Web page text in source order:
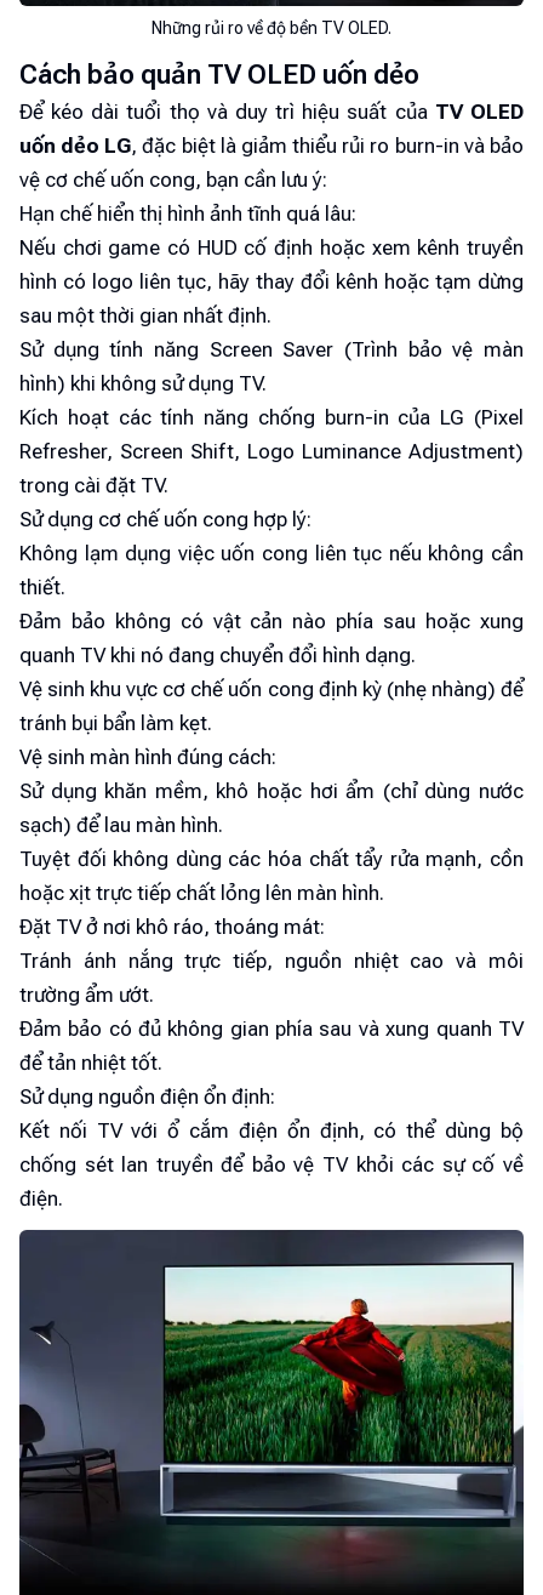
Những rủi ro về độ bền TV OLED.
Cách bảo quản TV OLED uốn dẻo
Để kéo dài tuổi thọ và duy trì hiệu suất của TV OLED
uốn dẻo LG, đặc biệt là giảm thiểu rủi ro burn-in và bảo
vệ cơ chế uốn cong, bạn cần lưu ý:
Hạn chế hiển thị hình ảnh tĩnh quá lâu:
Nếu chơi game có HUD cố định hoặc xem kênh truyền
hình có logo liên tục, hãy thay đổi kênh hoặc tạm dừng
sau một thời gian nhất định.
Sử dụng tính năng Screen Saver (Trình bảo vệ màn
hình) khi không sử dụng TV.
Kích hoạt các tính năng chống burn-in của LG (Pixel
Refresher, Screen Shift, Logo Luminance Adjustment)
trong cài đặt TV.
Sử dụng cơ chế uốn cong hợp lý:
Không lạm dụng việc uốn cong liên tục nếu không cần
thiết.
Đảm bảo không có vật cản nào phía sau hoặc xung
quanh TV khi nó đang chuyển đổi hình dạng.
Vệ sinh khu vực cơ chế uốn cong định kỳ (nhẹ nhàng) để
tránh bụi bẩn làm kẹt.
Vệ sinh màn hình đúng cách:
Sử dụng khăn mềm, khô hoặc hơi ẩm (chỉ dùng nước
sạch) để lau màn hình.
Tuyệt đối không dùng các hóa chất tẩy rửa mạnh, cồn
hoặc xịt trực tiếp chất lỏng lên màn hình.
Đặt TV ở nơi khô ráo, thoáng mát:
Tránh ánh nắng trực tiếp, nguồn nhiệt cao và môi
trường ẩm ướt.
Đảm bảo có đủ không gian phía sau và xung quanh TV
để tản nhiệt tốt.
Sử dụng nguồn điện ổn định:
Kết nối TV với ổ cắm điện ổn định, có thể dùng bộ
chống sét lan truyền để bảo vệ TV khỏi các sự cố về
điện.